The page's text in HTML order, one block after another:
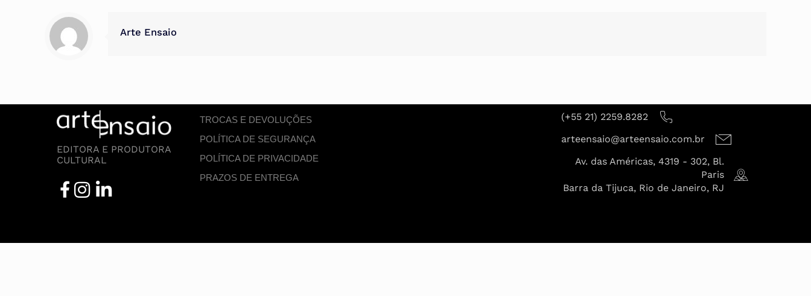
Arte Ensaio
EDITORA E PRODUTORA
CULTURAL
TROCAS E DEVOLUÇÕES
POLÍTICA DE SEGURANÇA
POLÍTICA DE PRIVACIDADE
PRAZOS DE ENTREGA
(+55 21) 2259.8282
arteensaio@arteensaio.com.br
Av. das Américas, 4319 - 302, Bl.
Paris
Barra da Tijuca, Rio de Janeiro, RJ